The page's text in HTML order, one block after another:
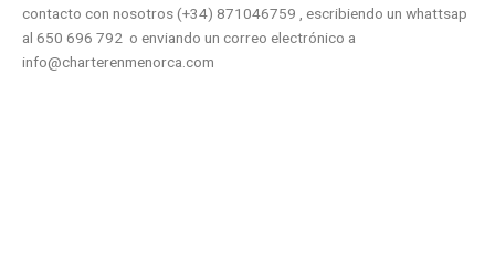
contacto con nosotros (+34) 871046759 , escribiendo un whattsap
al 650 696 792 o enviando un correo electrónico a
info@charterenmenorca.com